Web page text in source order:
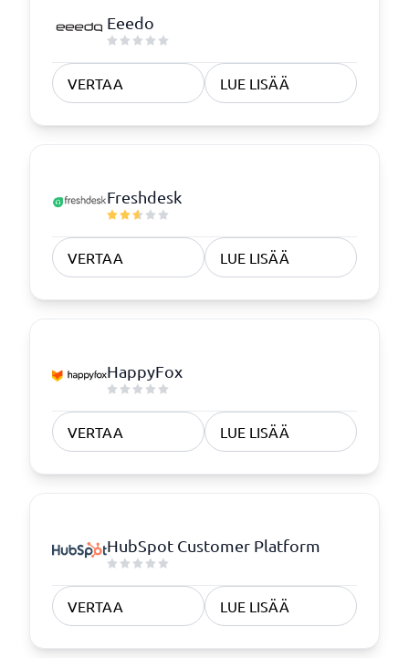
Eeedo
VERTAA LUE LISÄÄ
Freshdesk
VERTAA LUE LISÄÄ
HappyFox
VERTAA LUE LISÄÄ
HubSpot Customer Platform
VERTAA LUE LISÄÄ